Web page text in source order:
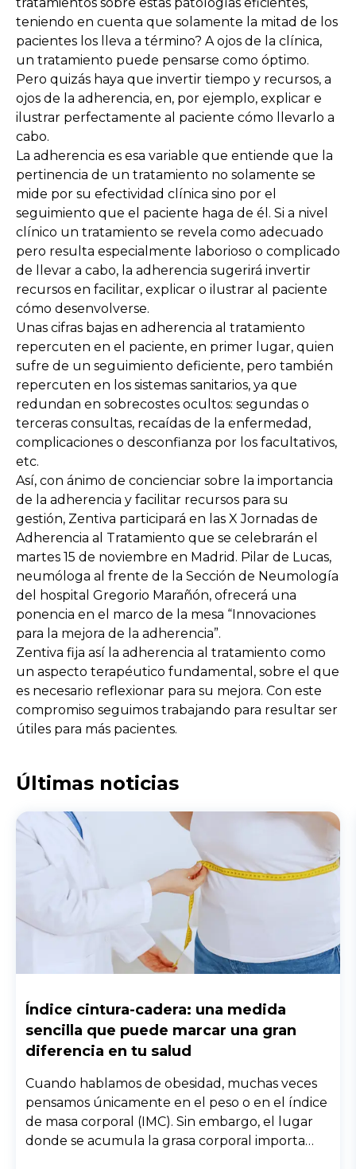
teniendo en cuenta que solamente la mitad de los
pacientes los lleva a término? A ojos de la clínica,
un tratamiento puede pensarse como óptimo.
Pero quizás haya que invertir tiempo y recursos, a
ojos de la adherencia, en, por ejemplo, explicar e
ilustrar perfectamente al paciente cómo llevarlo a
cabo.
La adherencia es esa variable que entiende que la
pertinencia de un tratamiento no solamente se
mide por su efectividad clínica sino por el
seguimiento que el paciente haga de él. Si a nivel
clínico un tratamiento se revela como adecuado
pero resulta especialmente laborioso o complicado
de llevar a cabo, la adherencia sugerirá invertir
recursos en facilitar, explicar o ilustrar al paciente
cómo desenvolverse.
Unas cifras bajas en adherencia al tratamiento
repercuten en el paciente, en primer lugar, quien
sufre de un seguimiento deficiente, pero también
repercuten en los sistemas sanitarios, ya que
redundan en sobrecostes ocultos: segundas o
terceras consultas, recaídas de la enfermedad,
complicaciones o desconfianza por los facultativos,
etc.
Así, con ánimo de concienciar sobre la importancia
de la adherencia y facilitar recursos para su
gestión, Zentiva participará en las X Jornadas de
Adherencia al Tratamiento que se celebrarán el
martes 15 de noviembre en Madrid. Pilar de Lucas,
neumóloga al frente de la Sección de Neumología
del hospital Gregorio Marañón, ofrecerá una
ponencia en el marco de la mesa “Innovaciones
para la mejora de la adherencia”.
Zentiva fija así la adherencia al tratamiento como
un aspecto terapéutico fundamental, sobre el que
es necesario reflexionar para su mejora. Con este
compromiso seguimos trabajando para resultar ser
útiles para más pacientes.
Últimas noticias
Índice cintura-cadera: una medida
sencilla que puede marcar una gran
diferencia en tu salud
Cuando hablamos de obesidad, muchas veces
pensamos únicamente en el peso o en el índice
de masa corporal (IMC). Sin embargo, el lugar
donde se acumula la grasa corporal importa